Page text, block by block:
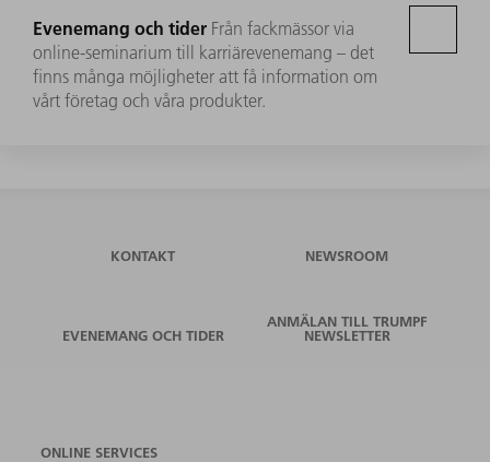
Evenemang och tider Från fackmässor via
online-seminarium till karriärevenemang – det
finns många möjligheter att få information om
vårt företag och våra produkter.
KONTAKT NEWSROOM
EVENEMANG OCH TIDER
ANMÄLAN TILL TRUMPF
NEWSLETTER
ONLINE SERVICES